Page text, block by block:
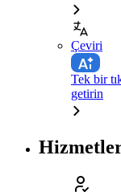
Çeviri
Tek bir
getirin